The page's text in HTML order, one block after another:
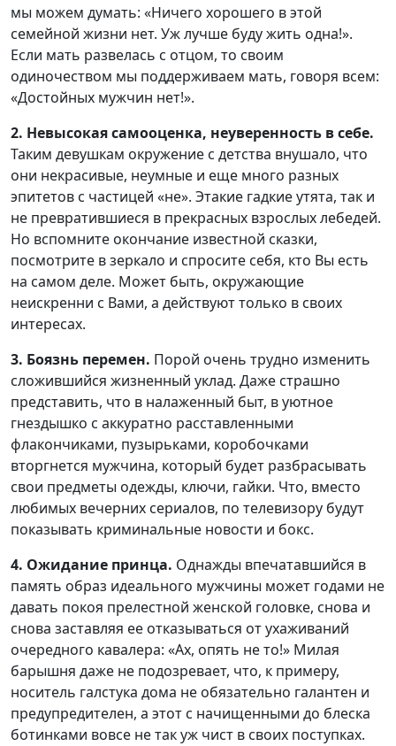
мы можем думать: «Ничего хорошего в этой
семейной жизни нет. Уж лучше буду жить одна!».
Если мать развелась с отцом, то своим
одиночеством мы поддерживаем мать, говоря всем:
«Достойных мужчин нет!».
2. Невысокая самооценка, неуверенность в себе.
Таким девушкам окружение с детства внушало, что
они некрасивые, неумные и еще много разных
эпитетов с частицей «не». Этакие гадкие утята, так и
не превратившиеся в прекрасных взрослых лебедей.
Но вспомните окончание известной сказки,
посмотрите в зеркало и спросите себя, кто Вы есть
на самом деле. Может быть, окружающие
неискренни с Вами, а действуют только в своих
интересах.
3. Боязнь перемен. Порой очень трудно изменить
сложившийся жизненный уклад. Даже страшно
представить, что в налаженный быт, в уютное
гнездышко с аккуратно расставленными
флакончиками, пузырьками, коробочками
вторгнется мужчина, который будет разбрасывать
свои предметы одежды, ключи, гайки. Что, вместо
любимых вечерних сериалов, по телевизору будут
показывать криминальные новости и бокс.
4. Ожидание принца. Однажды впечатавшийся в
память образ идеального мужчины может годами не
давать покоя прелестной женской головке, снова и
снова заставляя ее отказываться от ухаживаний
очередного кавалера: «Ах, опять не то!» Милая
барышня даже не подозревает, что, к примеру,
носитель галстука дома не обязательно галантен и
предупредителен, а этот с начищенными до блеска
ботинками вовсе не так уж чист в своих поступках.